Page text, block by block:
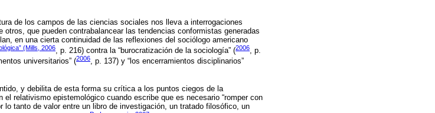
de los campos de las ciencias sociales nos lleva a interrogaciones
que pueden contrabalancear las tendencias conformistas generadas
en una cierta continuidad de las reflexiones del sociólogo americano
(Mills, 2006, p. 216) contra la “burocratización de la sociología” (2006, p.
universitarios” (2006, p. 137) y “los encerramientos disciplinarios”
y debilita de esta forma su crítica a los puntos ciegos de la
relativismo epistemológico cuando escribe que es necesario “romper con
lo tanto de valor entre un libro de investigación, un tratado filosófico, un